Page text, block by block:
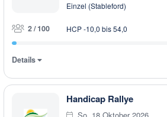
Einzel (Stableford)
2 / 100 HCP -10,0 bis 54,0
Details
Handicap Rallye